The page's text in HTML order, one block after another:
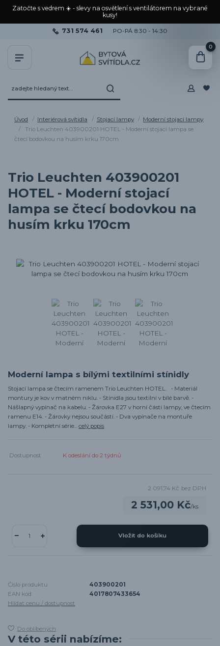
Zatočte s vedrem ☀️ - slevy na osvětlení s ventilátorem na vybrané
kusy!
731 574 461 PO-PÁ 8:30 - 14:30
0
Úvod Interiérová svítidla Stojací lampy
Moderní stojací lampy
Trio Leuchten 403900201 HOTEL - Moderní stojací lampa se
čtecí bodovkou na husím krku 170cm
Trio Leuchten 403900201
HOTEL - Moderní stojací
lampa se čtecí bodovkou na
husím krku 170cm
Moderní lampa s bílými textilními stínidly
Stojací lampa se čtecím ramenem Trio Leuchten HOTEL. - Materiál
montury je kov v matném niklu. - Stínidla jsou textilní v bílé barvě. -
Nášlapný vypínač na kabelu. - Žárovka E27 v horní části lampy, ve čtecím
ramenu E14. - Žárovky nejsou součástí. - Dva vypínače na montuře
lampy. - Kompletní série... celý popis
Dostupnost K odeslání do 2 týdnů
2 531,00 Kč/ks
2 091,74 Kč bez DPH
Vložit do košíku
Číslo produktu:
403900201
EAN kód:
4017807433654
Hlídat cenu / dostupnost
Do oblíbených
V této sérii nabízíme: